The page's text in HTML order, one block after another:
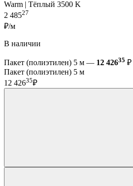
Warm | Тёплый 3500 K
2 48527
₽/м
В наличии
Пакет (полиэтилен) 5 м — 12 42635 ₽
Пакет (полиэтилен) 5 м
12 42635₽